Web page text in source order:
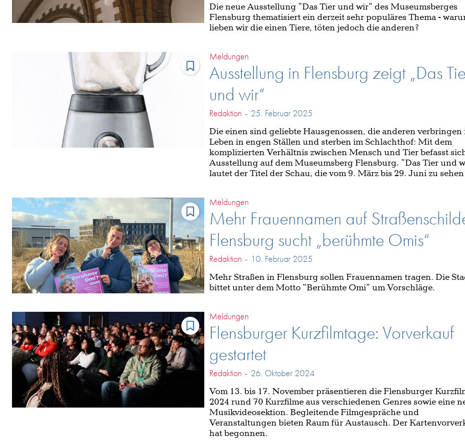
Die neue Ausstellung "Das Tier und wir" des Museumsberges
Flensburg thematisiert ein derzeit sehr populäres Thema -
lieben wir die einen Tiere, töten jedoch die anderen?
Meldungen
Ausstellung in Flensburg zeigt „Das
und wir“
Redaktion - 25. Februar 2025
Die einen sind geliebte Hausgenossen, die anderen verbringen
Leben in engen Ställen und sterben im Schlachthof: Mit dem
komplizierten Verhältnis zwischen Mensch und Tier befasst
Ausstellung auf dem Museumsberg Flensburg. "Das Tier und
lautet der Titel der Schau, die vom 9. März bis 29. Juni zu
Meldungen
Mehr Frauennamen auf
Flensburg sucht „berühmte Omis“
Redaktion - 10. Februar 2025
Mehr Straßen in Flensburg sollen Frauennamen tragen. Die
bittet unter dem Motto "Berühmte Omi" um Vorschläge.
Meldungen
Flensburger Kurzfilmtage: Vorverkauf
gestartet
Redaktion - 26. Oktober 2024
Vom 13. bis 17. November präsentieren die Flensburger
2024 rund 70 Kurzfilme aus verschiedenen Genres sowie eine
Musikvideosektion. Begleitende Filmgespräche und
Veranstaltungen bieten Raum für Austausch. Der
hat begonnen.